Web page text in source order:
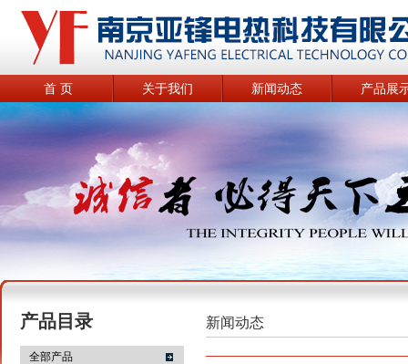
首 页 关于我们 新闻动态 产品展
产品目录
全部产品
新闻动态